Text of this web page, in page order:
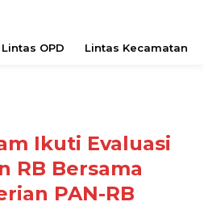
Lintas OPD Lintas Kecamatan
Ikuti Evaluasi
RB Bersama
PAN-RB